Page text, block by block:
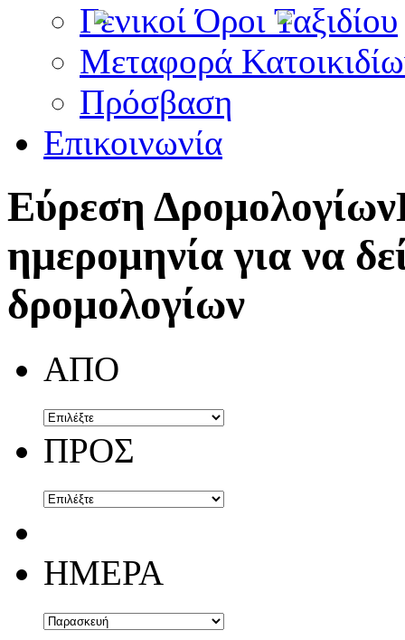
Γενικοί Όροι Ταξιδίου
Μεταφορά
Πρόσβαση
Επικοινωνία
Εύρεση Δρομολογίων
ημερομηνία για να
δρομολογίων
ΑΠΟ
ΠΡΟΣ
ΗΜΕΡΑ